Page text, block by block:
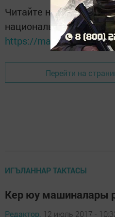
Читайте новости
национальном
https://max.ru/tatmedia
Перейти на
ИГЪЛАННАР ТАКТАСЫ
Кер юу машиналары
Редактор, 12 июль 2017 -